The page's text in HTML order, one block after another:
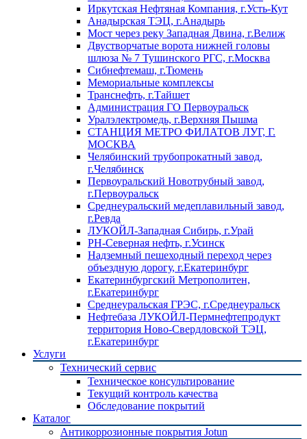
Иркутская Нефтяная Компания, г.Усть-Кут
Анадырская ТЭЦ, г.Анадырь
Мост через реку Западная Двина, г.Велиж
Двустворчатые ворота нижней головы
шлюза № 7 Тушинского РГС, г.Москва
Сибнефтемаш, г.Тюмень
Мемориальные комплексы
Транснефть, г.Тайшет
Администрация ГО Первоуральск
Уралэлектромедь, г.Верхняя Пышма
СТАНЦИЯ МЕТРО ФИЛАТОВ ЛУГ, Г.
МОСКВА
Челябинский трубопрокатный завод,
г.Челябинск
Первоуральский Новотрубный завод,
г.Первоуральск
Среднеуральский медеплавильный завод,
г.Ревда
ЛУКОЙЛ-Западная Сибирь, г.Урай
РН-Северная нефть, г.Усинск
Надземный пешеходный переход через
объездную дорогу, г.Екатеринбург
Екатеринбургский Метрополитен,
г.Екатеринбург
Среднеуральская ГРЭС, г.Среднеуральск
Нефтебаза ЛУКОЙЛ-Пермнефтепродукт
территория Ново-Свердловской ТЭЦ,
г.Екатеринбург
Услуги
Технический сервис
Техническое консультирование
Текущий контроль качества
Обследование покрытий
Каталог
Антикоррозионные покрытия Jotun